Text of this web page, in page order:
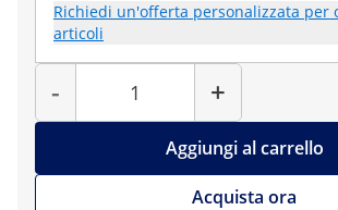
Richiedi un'offerta personalizzata per
articoli
-
Quantità
+
Aggiungi al carrello
Acquista ora